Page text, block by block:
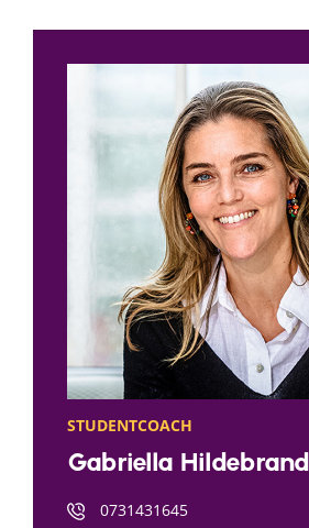
STUDENTCOACH
Gabriella Hildebrand
0731431645